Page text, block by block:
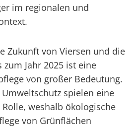
im regionalen und
Zukunft von Viersen und die
Jahr 2025 ist eine
von großer Bedeutung.
spielen eine
weshalb ökologische
von Grünflächen